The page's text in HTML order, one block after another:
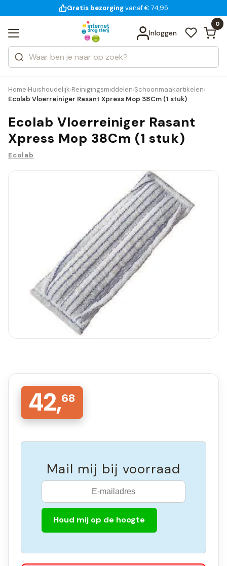
voor 18:00 uur besteld
Gratis bezorgingvanaf € 74,95
14 dagen bedenktijd
Inloggen
0
Zoeken
Categorieën
Merken
Bekijk alle resultaten
Home›Huishoudelijk›Reinigingsmiddelen›Schoonmaakartikelen›
Ecolab Vloerreiniger Rasant Xpress Mop 38Cm (1 stuk)
Ecolab Vloerreiniger Rasant
Xpress Mop 38Cm (1 stuk)
Ecolab
42,68
Mail mij bij voorraad
Houd mij op de hoogte